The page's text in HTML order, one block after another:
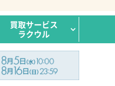
買取サービス
ラクウル